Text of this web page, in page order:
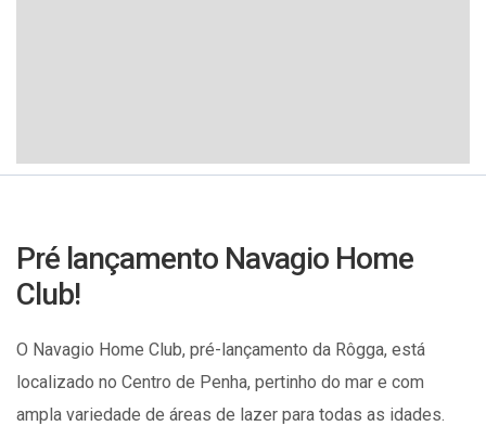
Pré lançamento Navagio Home
Club!
O Navagio Home Club, pré-lançamento da Rôgga, está
localizado no Centro de Penha, pertinho do mar e com
ampla variedade de áreas de lazer para todas as idades.